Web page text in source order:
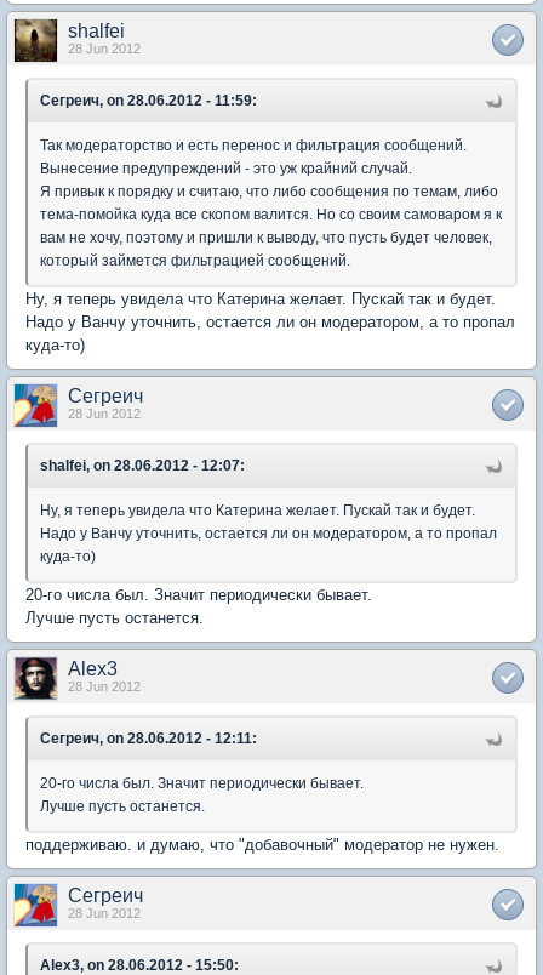
shalfei
28 Jun 2012
Сегреич, on 28.06.2012 - 11:59:
Так модераторство и есть перенос и фильтрация сообщений.
Вынесение предупреждений - это уж крайний случай.
Я привык к порядку и считаю, что либо сообщения по темам, либо
тема-помойка куда все скопом валится. Но со своим самоваром я к
вам не хочу, поэтому и пришли к выводу, что пусть будет человек,
который займется фильтрацией сообщений.
Ну, я теперь увидела что Катерина желает. Пускай так и будет.
Надо у Ванчу уточнить, остается ли он модератором, а то пропал
куда-то)
Сегреич
28 Jun 2012
shalfei, on 28.06.2012 - 12:07:
Ну, я теперь увидела что Катерина желает. Пускай так и будет.
Надо у Ванчу уточнить, остается ли он модератором, а то пропал
куда-то)
20-го числа был. Значит периодически бывает.
Лучше пусть останется.
Alex3
28 Jun 2012
Сегреич, on 28.06.2012 - 12:11:
20-го числа был. Значит периодически бывает.
Лучше пусть останется.
поддерживаю. и думаю, что "добавочный" модератор не нужен.
Сегреич
28 Jun 2012
Alex3, on 28.06.2012 - 15:50: